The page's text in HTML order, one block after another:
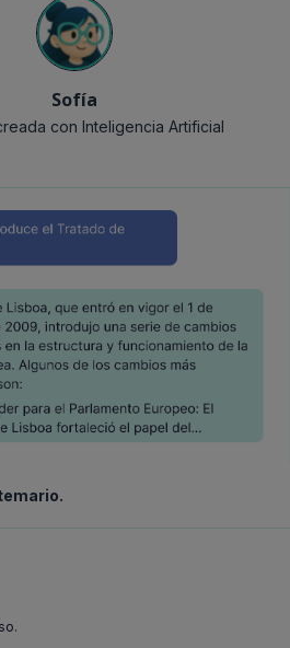
Sofía
con Inteligencia Artificial